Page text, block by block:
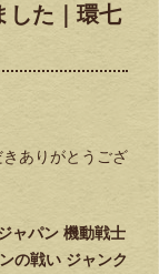
した｜環七
ありがとうござ
ャパン 機動戦士
の戦い ジャンク